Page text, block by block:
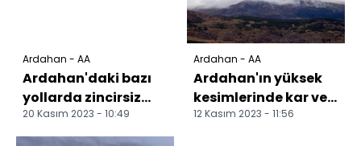
Ardahan - AA
Ardahan'daki bazı
yollarda zincirsiz
ağır tonajlı araçların
geçişine izin v...
20 Kasım 2023 - 10:49
Ardahan - AA
Ardahan'ın yüksek
kesimlerinde kar ve
sis etkili oldu
12 Kasım 2023 - 11:56